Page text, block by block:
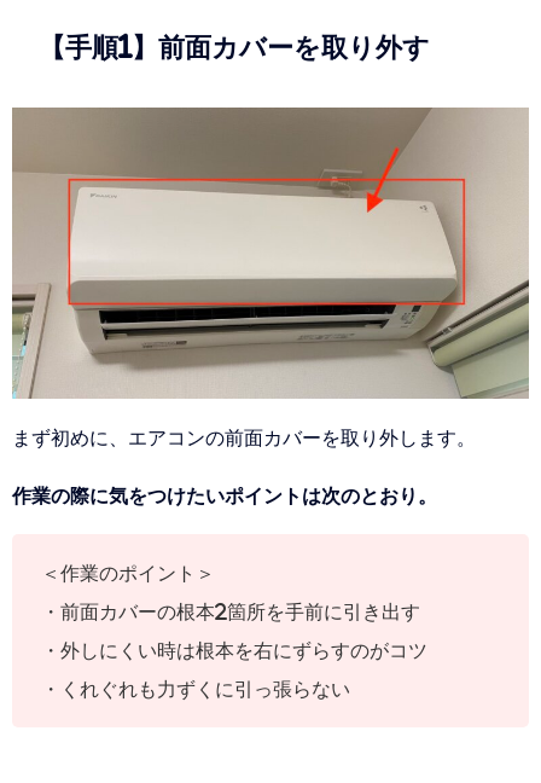
【手順1】前面カバーを取り外す
まず初めに、エアコンの前面カバーを取り外します。
作業の際に気をつけたいポイントは次のとおり。
＜作業のポイント＞
・前面カバーの根本2箇所を手前に引き出す
・外しにくい時は根本を右にずらすのがコツ
・くれぐれも力ずくに引っ張らない